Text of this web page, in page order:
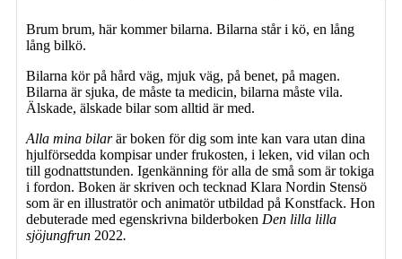
Brum brum, här kommer bilarna. Bilarna står i kö, en lång
lång bilkö.
Bilarna kör på hård väg, mjuk väg, på benet, på magen.
Bilarna är sjuka, de måste ta medicin, bilarna måste vila.
Älskade, älskade bilar som alltid är med.
Alla mina bilarär boken för dig som inte kan vara utan dina
hjulförsedda kompisar under frukosten, i leken, vid vilan och
till godnattstunden. Igenkänning för alla de små som är tokiga
i fordon. Boken är skriven och tecknad Klara Nordin Stensö
som är en illustratör och animatör utbildad på Konstfack. Hon
debuterade med egenskrivna bilderboken Den lilla lilla
sjöjungfrun 2022.